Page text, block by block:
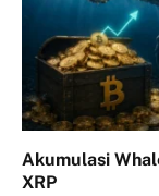
Akumulasi
XRP